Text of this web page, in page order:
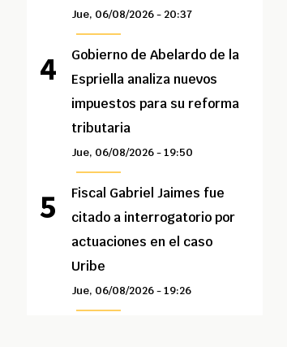
Jue, 06/08/2026 - 20:37
Gobierno de Abelardo de la
Espriella analiza nuevos
impuestos para su reforma
tributaria
Jue, 06/08/2026 - 19:50
Fiscal Gabriel Jaimes fue
citado a interrogatorio por
actuaciones en el caso
Uribe
Jue, 06/08/2026 - 19:26